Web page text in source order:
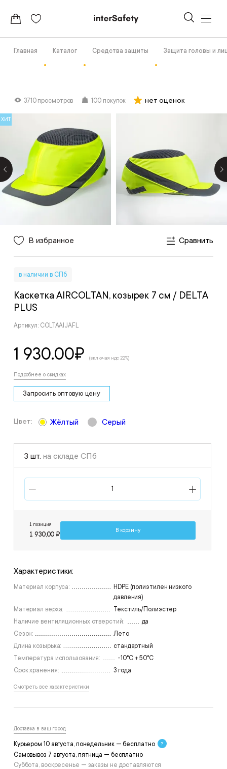
Главная Каталог Средства защиты Защита головы и
3710 просмотров 100 покупок нет оценок
ХИТ
В избранное Сравнить
в наличии в СПб
Каскетка AIRCOLTAN, козырек 7 см / DELTA
PLUS
Артикул: COLTAAIJAFL
1 930.00₽ (включая ндс 22%)
Подробнее о скидках
Запросить оптовую цену
Цвет: Жёлтый Серый
3 шт. на складе СПб
1 позиция
1 930,00 ₽
В корзину
Характеристики:
Материал корпуса:
HDPE (полиэтилен низкого
давления)
Материал верха:
Текстиль/Полиэстер
Наличие вентиляционных отверстий:
да
Сезон:
Лето
Длина козырька:
стандартный
Температура использования:
-10°C + 50°C
Срок хранения:
3 года
Смотреть все характеристики
Доставка в ваш город
Курьером 10 августа, понедельник — бесплатно
Самовывоз 7 августа, пятница — бесплатно
Суббота, воскресенье — заказы не доставляются